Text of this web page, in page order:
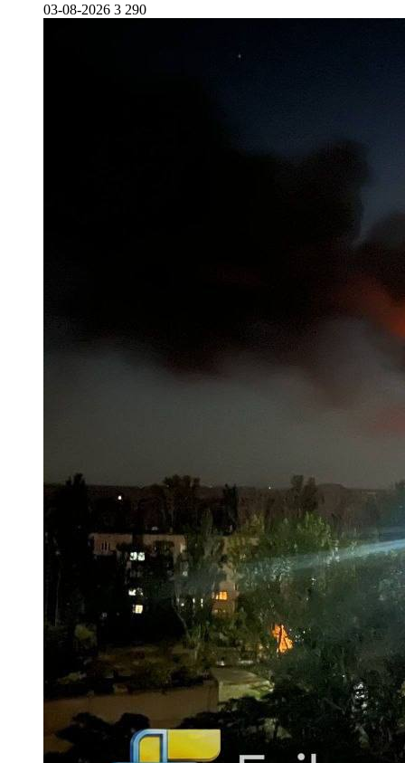
03-08-2026 3 290